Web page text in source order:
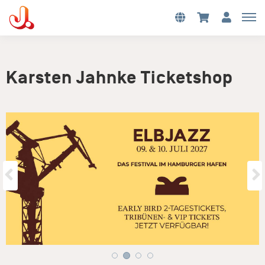
Karsten Jahnke Ticketshop
Vorherige